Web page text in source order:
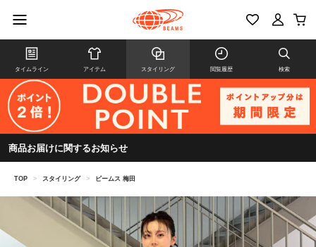
タイムライン アイテム スタイリング 閲覧履歴 検索
商品お届けに関するお知らせ
TOP > スタイリング > ビームス 梅田